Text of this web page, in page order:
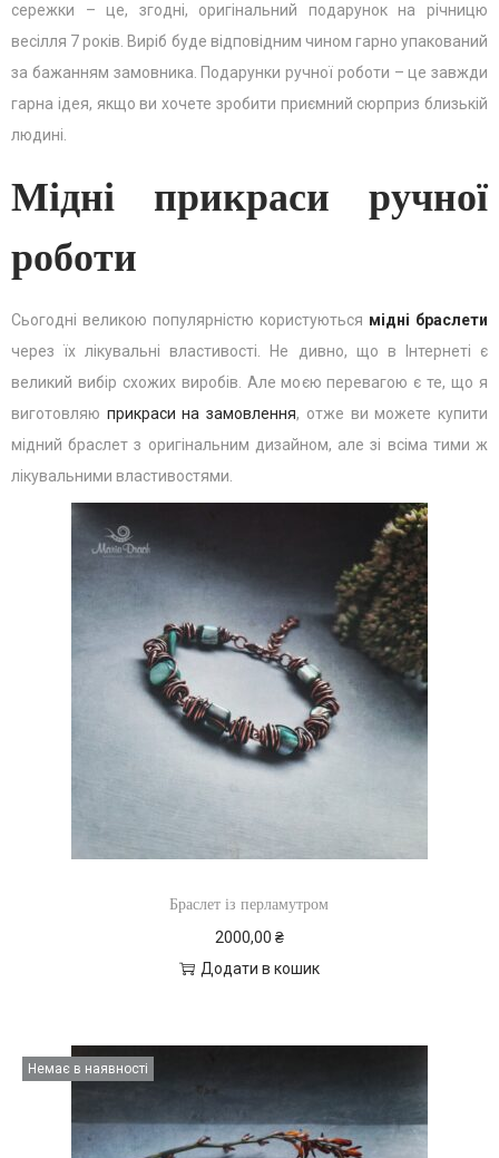
сережки – це, згодні, оригінальний подарунок на річницю
весілля 7 років. Виріб буде відповідним чином гарно упакований
за бажанням замовника. Подарунки ручної роботи – це завжди
гарна ідея, якщо ви хочете зробити приємний сюрприз близькій
людині.
Мідні прикраси ручної
роботи
Сьогодні великою популярністю користуються мідні браслети
через їх лікувальні властивості. Не дивно, що в Інтернеті є
великий вибір схожих виробів. Але моєю перевагою є те, що я
виготовляю прикраси на замовлення, отже ви можете купити
мідний браслет з оригінальним дизайном, але зі всіма тими ж
лікувальними властивостями.
Браслет із перламутром
2000,00 ₴
Додати в кошик
Немає в наявності